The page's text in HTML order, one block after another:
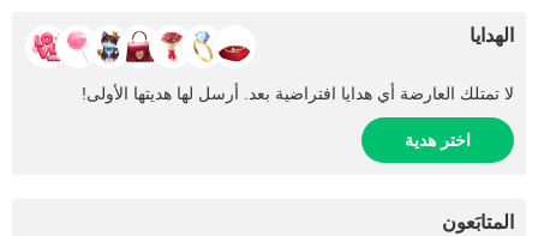
الهدايا
لا تمتلك العارضة أي هدايا افتراضية بعد. أرسل لها هديتها الأولى!
اختر هدية
المتابَعون